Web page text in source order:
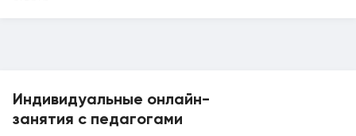
Индивидуальные онлайн-
занятия с педагогами